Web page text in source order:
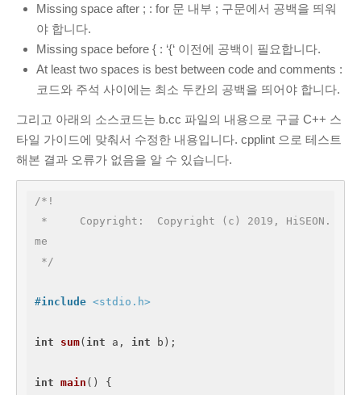
Missing space after ; : for 문 내부 ; 구문에서 공백을 띄워
야 합니다.
Missing space before { : ‘{‘ 이전에 공백이 필요합니다.
At least two spaces is best between code and comments :
코드와 주석 사이에는 최소 두칸의 공백을 띄어야 합니다.
그리고 아래의 소스코드는 b.cc 파일의 내용으로 구글 C++ 스
타일 가이드에 맞춰서 수정한 내용입니다. cpplint 으로 테스트
해본 결과 오류가 없음을 알 수 있습니다.
/*!
me
*/
#include <stdio.h>
int sum( int a, int b) ;
int main ()
{